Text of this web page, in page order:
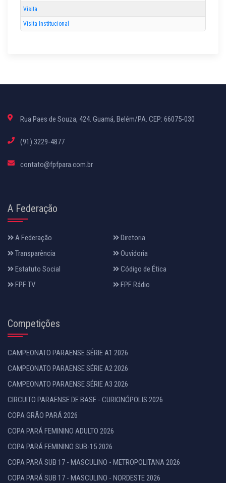
Visita
Visita Institucional
Rua Paes de Souza, 424. Guamá, Belém/PA. CEP: 66075-030
(91) 3229-4877
contato@fpfpara.com.br
A Federação
A Federação
Diretoria
Transparência
Ouvidoria
Estatuto Social
Código de Ética
FPF TV
FPF Rádio
Competições
CAMPEONATO PARAENSE SÉRIE A1 2026
CAMPEONATO PARAENSE SÉRIE A2 2026
CAMPEONATO PARAENSE SÉRIE A3 2026
CIRCUITO PARAENSE DE BASE - CURIONÓPOLIS 2026
COPA GRÃO PARÁ 2026
COPA PARÁ FEMININO ADULTO 2026
COPA PARÁ FEMININO SUB-15 2026
COPA PARÁ SUB 17 - MASCULINO - METROPOLITANA 2026
COPA PARÁ SUB 17 - MASCULINO - NORDESTE 2026